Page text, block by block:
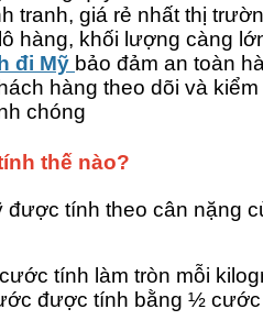
tranh, giá rẻ nhất thị
hàng, khối lượng càng
đi Mỹ bảo đảm an toàn
hàng theo dõi và
chóng
thế nào?
tính theo cân nặng
tính làm tròn mỗi
được tính bằng ½